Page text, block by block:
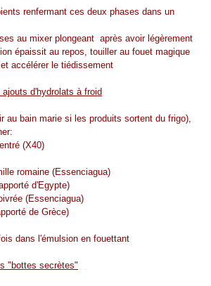
renfermant ces deux phases dans un
au mixer plongeant après avoir légèrement
épaissit au repos, touiller au fouet magique
accélérer le tiédissement
d'hydrolats à froid
au bain marie si les produits sortent du frigo),
(X40)
romaine (Essenciagua)
d'Egypte)
(Essenciagua)
de Grèce)
dans l'émulsion en fouettant
"bottes secrètes"